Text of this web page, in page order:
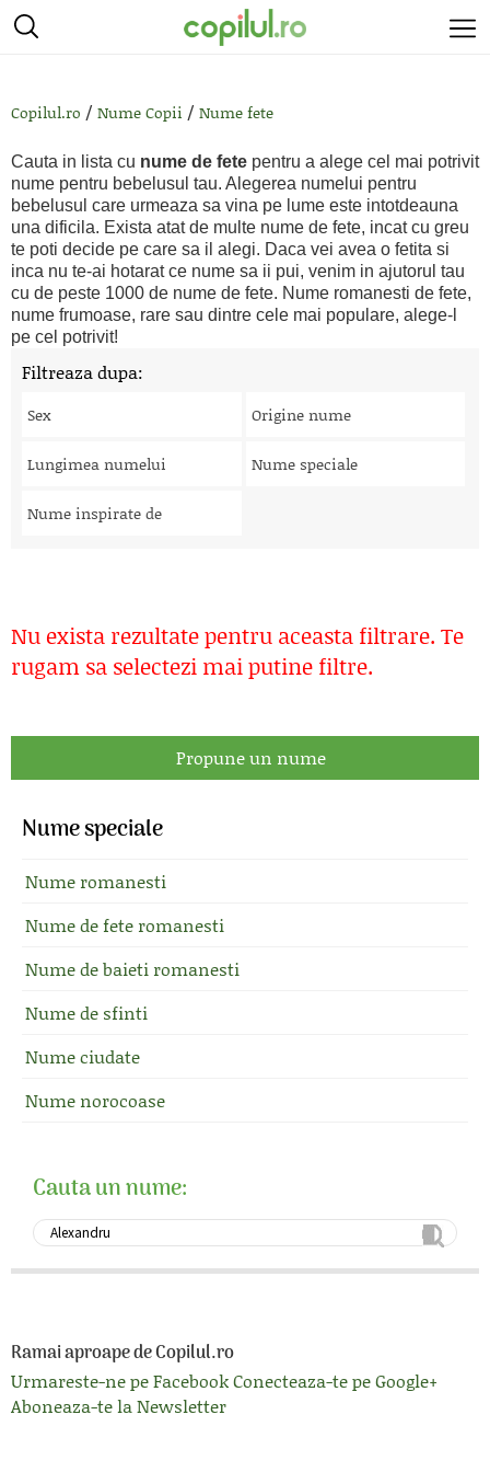
Copilul.ro / Nume Copii / Nume fete
Cauta in lista cu nume de fete pentru a alege cel mai potrivit
nume pentru bebelusul tau. Alegerea numelui pentru
bebelusul care urmeaza sa vina pe lume este intotdeauna
una dificila. Exista atat de multe nume de fete, incat cu greu
te poti decide pe care sa il alegi. Daca vei avea o fetita si
inca nu te-ai hotarat ce nume sa ii pui, venim in ajutorul tau
cu de peste 1000 de nume de fete. Nume romanesti de fete,
nume frumoase, rare sau dintre cele mai populare, alege-l
pe cel potrivit!
Filtreaza dupa:
Sex Origine nume
Lungimea numelui Nume speciale
Nume inspirate de
Nu exista rezultate pentru aceasta filtrare. Te
rugam sa selectezi mai putine filtre.
Propune un nume
Nume speciale
Nume romanesti
Nume de fete romanesti
Nume de baieti romanesti
Nume de sfinti
Nume ciudate
Nume norocoase
Cauta un nume:
Ramai aproape de Copilul.ro
Urmareste-ne pe FacebookConecteaza-te pe Google+
Aboneaza-te la Newsletter